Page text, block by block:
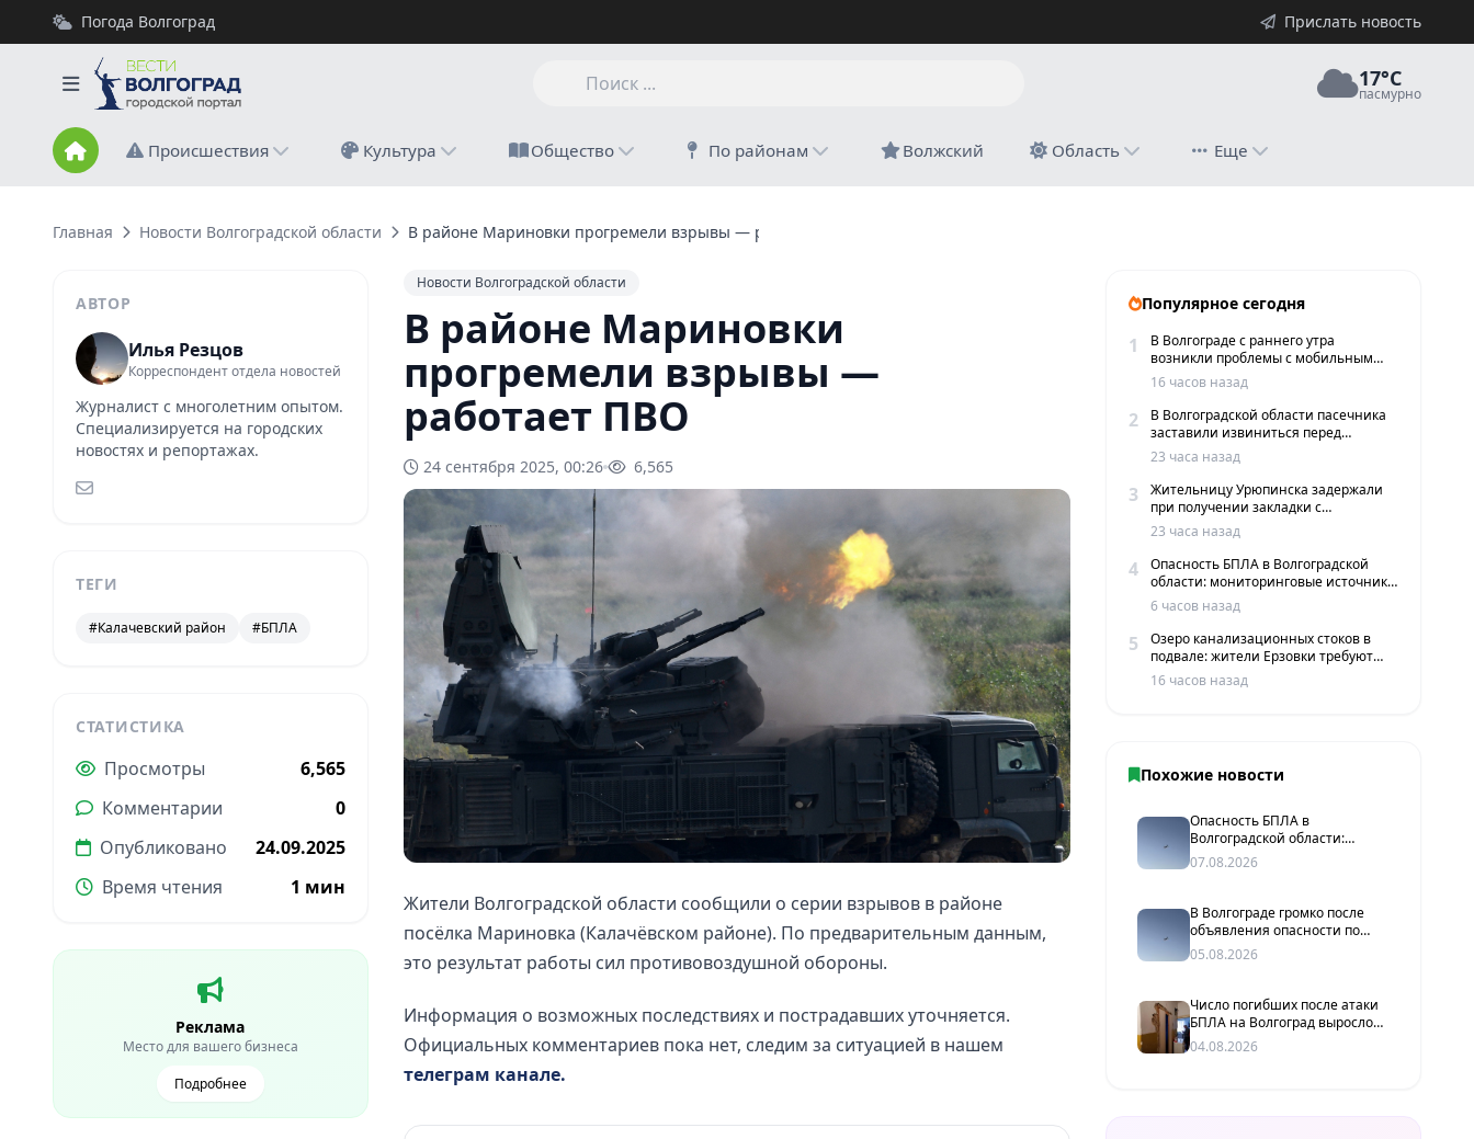
Погода Волгоград Прислать новость
17°C
пасмурно
Происшествия Культура Общество По районам Волжский Область Еще
Главная Новости Волгоградской области В районе Мариновки прогремели взрывы — работает ПВО
АВТОР
Илья Резцов
Корреспондент отдела новостей
Журналист с многолетним опытом.
Специализируется на городских
новостях и репортажах.
ТЕГИ
#Калачевский район #БПЛА
СТАТИСТИКА
Просмотры
6,565
Комментарии
0
Опубликовано
24.09.2025
Время чтения
1 мин
Реклама
Место для вашего бизнеса
Подробнее
Новости Волгоградской области
В районе Мариновки
прогремели взрывы —
работает ПВО
24 сентября 2025, 00:26 6,565
Жители Волгоградской области сообщили о серии взрывов в районе
посёлка Мариновка (Калачёвском районе). По предварительным данным,
это результат работы сил противовоздушной обороны.
Информация о возможных последствиях и пострадавших уточняется.
Официальных комментариев пока нет, следим за ситуацией в нашем
телеграм канале.
Популярное сегодня
1
В Волгограде с раннего утра
возникли проблемы с мобильным
интернетом и сервисами такси
16 часов назад
2
В Волгоградской области пасечника
заставили извиниться перед
жителями хутора
23 часа назад
3
Жительницу Урюпинска задержали
при получении закладки с
мефедроном в Волгограде
23 часа назад
4
Опасность БПЛА в Волгоградской
области: мониторинговые источники
сообщают о пролетах беспилотников
6 часов назад
5
Озеро канализационных стоков в
подвале: жители Ерзовки требуют
срочных мер
16 часов назад
Похожие новости
Опасность БПЛА в
Волгоградской области:
мониторинговые источники
сообщают о пролетах
07.08.2026
В Волгограде громко после
объявления опасности по
БПЛА
05.08.2026
Число погибших после атаки
БПЛА на Волгоград выросло
до двух человек
04.08.2026